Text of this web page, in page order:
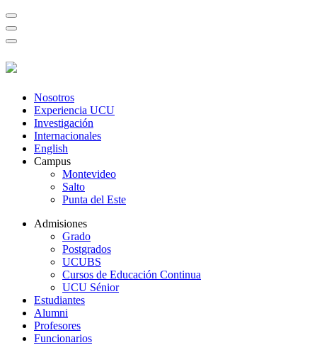
Nosotros
Experiencia UCU
Investigación
Internacionales
English
Campus
Montevideo
Salto
Punta del Este
Admisiones
Grado
Postgrados
UCUBS
Cursos de Educación Continua
UCU Sénior
Estudiantes
Alumni
Profesores
Funcionarios